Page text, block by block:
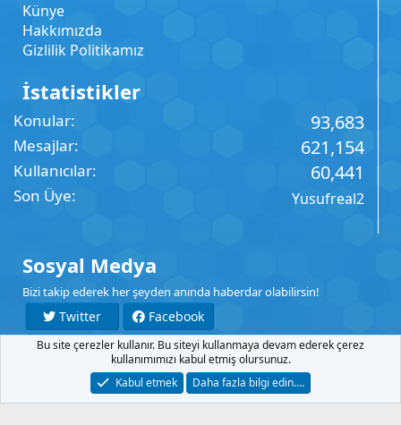
Künye
Hakkımızda
Gizlilik Politikamız
İstatistikler
Konular 93,683
Mesajlar 621,154
Kullanıcılar 60,441
Son Üye Yusufreal2
Sosyal Medya
Bizi takip ederek her şeyden anında haberdar olabilirsin!
Twitter
Facebook
YouTube
Instagram
Şartlar Gizlilik Yardım Anasayfa
R
Bu site çerezler kullanır. Bu siteyi kullanmaya devam ederek çerez
kullanımımızı kabul etmiş olursunuz.
Kabul etmek
Daha fazla bilgi edin.…